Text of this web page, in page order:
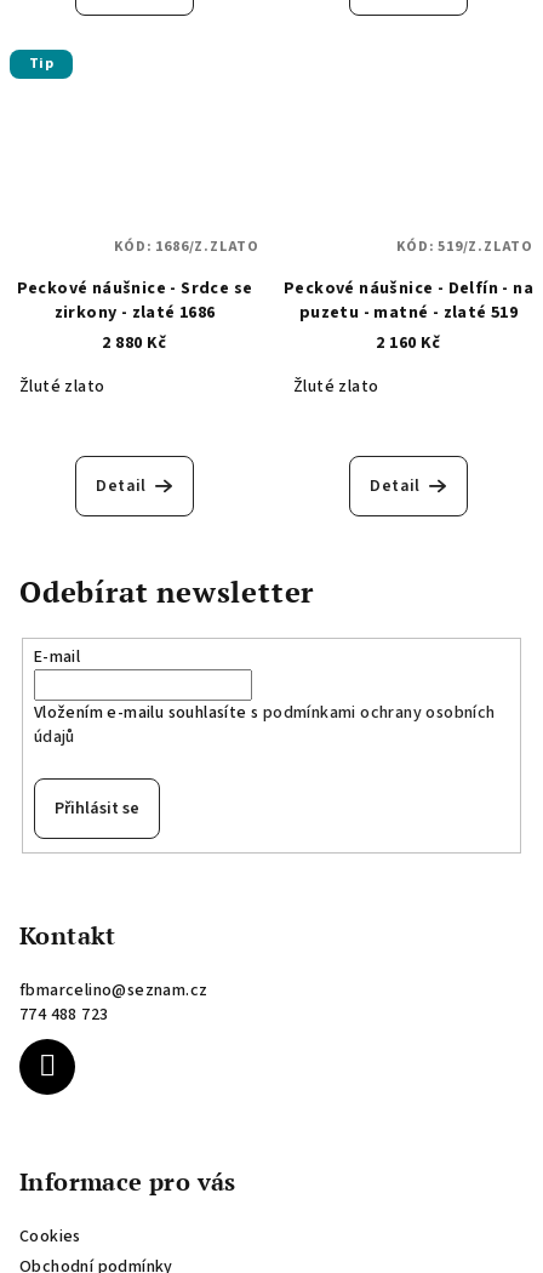
Tip
Peckové náušnice - Srdce se
zirkony - zlaté 1686
2 880 Kč
Žluté zlato
Detail
KÓD: 1686/Z.ZLATO
Peckové náušnice - Delfín - na
puzetu - matné - zlaté 519
2 160 Kč
Žluté zlato
Detail
KÓD:519/Z.ZLATO
Odebírat newsletter
E-mail
Vložením e-mailu souhlasíte s podmínkami ochrany osobních
údajů
Přihlásit se
Kontakt
fbmarcelino@seznam.cz
774 488 723
Informace pro vás
Cookies
Obchodní podmínky